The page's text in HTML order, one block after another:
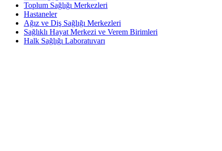
Toplum Sağlığı Merkezleri
Hastaneler
Ağız ve Diş Sağlığı Merkezleri
Sağlıklı Hayat Merkezi ve Verem Birimleri
Halk Sağlığı Laboratuvarı